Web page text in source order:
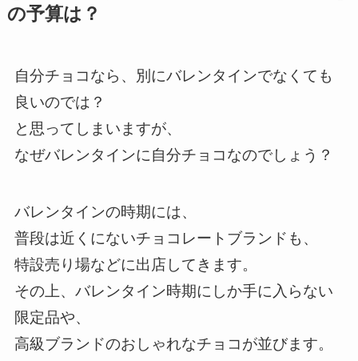
の予算は？
自分チョコなら、別にバレンタインでなくても
良いのでは？
と思ってしまいますが、
なぜバレンタインに自分チョコなのでしょう？
バレンタインの時期には、
普段は近くにないチョコレートブランドも、
特設売り場などに出店してきます。
その上、バレンタイン時期にしか手に入らない
限定品や、
高級ブランドのおしゃれなチョコが並びます。